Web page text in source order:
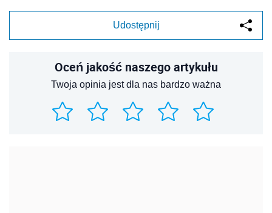
Udostępnij
Oceń jakość naszego artykułu
Twoja opinia jest dla nas bardzo ważna